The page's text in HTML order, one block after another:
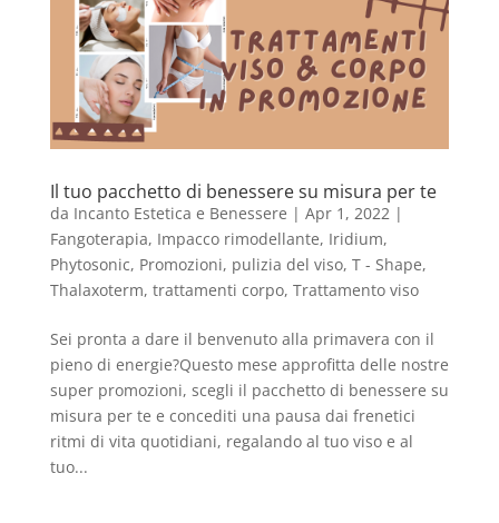
Il tuo pacchetto di benessere su misura per te
da Incanto Estetica e Benessere | Apr 1, 2022 |
Fangoterapia, Impacco rimodellante, Iridium,
Phytosonic, Promozioni, pulizia del viso, T - Shape,
Thalaxoterm, trattamenti corpo, Trattamento viso
Sei pronta a dare il benvenuto alla primavera con il
pieno di energie?Questo mese approfitta delle nostre
super promozioni, scegli il pacchetto di benessere su
misura per te e concediti una pausa dai frenetici
ritmi di vita quotidiani, regalando al tuo viso e al
tuo...